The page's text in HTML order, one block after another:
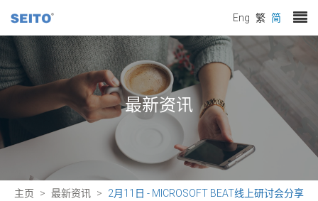
Eng 繁 简
最新资讯
主页 最新资讯 2月11日 - MICROSOFT BEAT线上研讨会分享